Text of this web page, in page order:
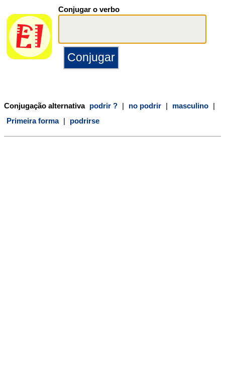
Conjugar o verbo
Conjugação alternativa podrir ? | no podrir | masculino |
Primeira forma | podrirse